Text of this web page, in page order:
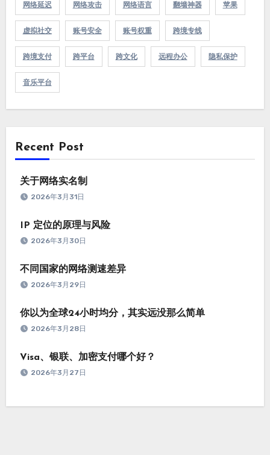
网络延迟 网络攻击 网络语言 翻墙神器 苹果
虚拟社交 账号安全 账号权重 跨境专线
跨境支付 跨平台 跨文化 远程办公 隐私保护
音乐平台
Recent Post
关于网络实名制
2026年3月31日
IP 定位的原理与风险
2026年3月30日
不同国家的网络测速差异
2026年3月29日
你以为全球24小时均分，其实远没那么简单
2026年3月28日
Visa、银联、加密支付哪个好？
2026年3月27日